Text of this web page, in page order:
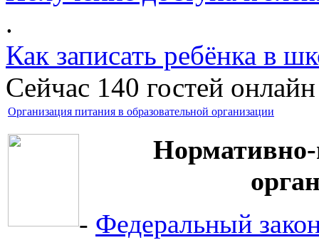
.
Как записать ребёнка в
Сейчас 140 гостей онлайн
Организация питания в образовательной организации
- Федеральный